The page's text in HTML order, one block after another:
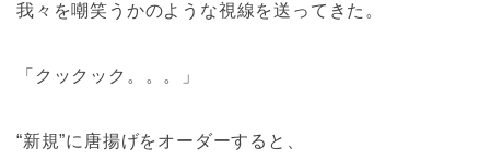
我々を嘲笑うかのような視線を送ってきた。
「クックック。。。」
“新規”に唐揚げをオーダーすると、